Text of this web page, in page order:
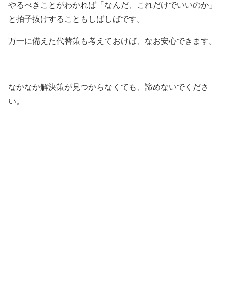
やるべきことがわかれば「なんだ、これだけでいいのか」
と拍子抜けすることもしばしばです。
万一に備えた代替策も考えておけば、なお安心できます。
なかなか解決策が見つからなくても、諦めないでくださ
い。